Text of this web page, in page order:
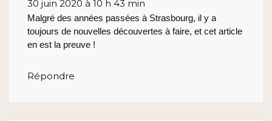
30 juin 2020 à 10 h 43 min
Malgré des années passées à Strasbourg, il y a
toujours de nouvelles découvertes à faire, et cet article
en est la preuve !
Répondre